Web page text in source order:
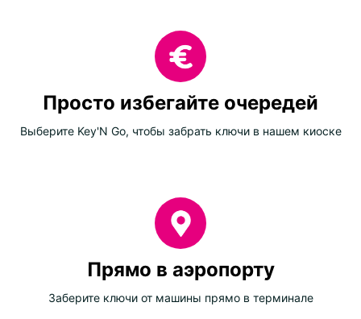
Просто избегайте очередей
Выберите Key'N Go, чтобы забрать ключи в нашем киоске
Прямо в аэропорту
Заберите ключи от машины прямо в терминале